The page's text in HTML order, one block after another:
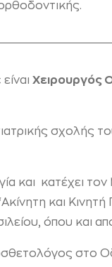
Χειρουργός
σχολής
και κατέχει τον
και
όπου και
στο